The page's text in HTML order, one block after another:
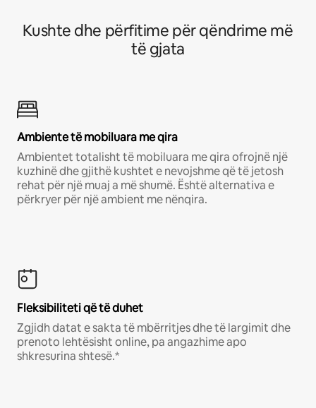
Kushte dhe përfitime për qëndrime më
të gjata
Ambiente të mobiluara me qira
Ambientet totalisht të mobiluara me qira ofrojnë një
kuzhinë dhe gjithë kushtet e nevojshme që të jetosh
rehat për një muaj a më shumë. Është alternativa e
përkryer për një ambient me nënqira.
Fleksibiliteti që të duhet
Zgjidh datat e sakta të mbërritjes dhe të largimit dhe
prenoto lehtësisht online, pa angazhime apo
shkresurina shtesë.*